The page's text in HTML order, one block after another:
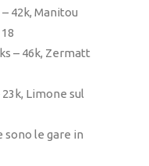
42k, Manitou
18
– 46k, Zermatt
Limone sul
sono le gare in